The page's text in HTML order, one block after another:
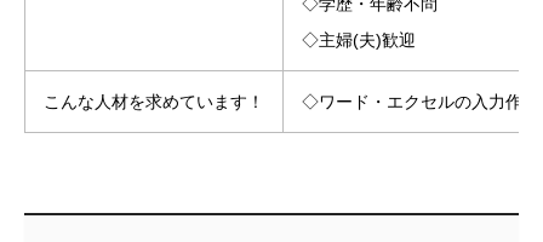
◇主婦(夫)歓迎
こんな人材を求めています！ ◇ワード・エクセルの入力作業